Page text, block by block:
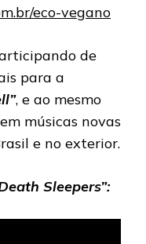
eco-vegano
de
para a
, e ao mesmo
músicas novas
e no exterior.
Sleepers”: